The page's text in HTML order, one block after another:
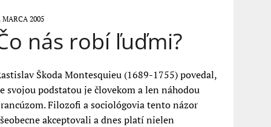
MARCA 2005
nás robí ľuďmi?
Škoda Montesquieu (1689-1755) povedal,
svojou podstatou je človekom a len náhodou
Filozofi a sociológovia tento názor
akceptovali a dnes platí nielen